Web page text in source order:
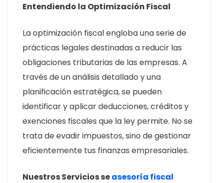
Entendiendo la Optimización Fiscal
La optimización fiscal engloba una serie de
prácticas legales destinadas a reducir las
obligaciones tributarias de las empresas. A
través de un análisis detallado y una
planificación estratégica, se pueden
identificar y aplicar deducciones, créditos y
exenciones fiscales que la ley permite. No se
trata de evadir impuestos, sino de gestionar
eficientemente tus finanzas empresariales.
Nuestros Servicios seasesoría fiscal